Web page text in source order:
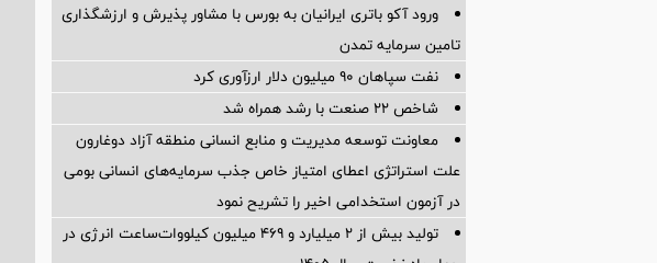
ورود آکو باتری ایرانیان به بورس با مشاور پذیرش و ارزشگذاری
تامین سرمایه تمدن
نفت سپاهان ۹۰ میلیون دلار ارزآوری کرد
شاخص ۲۲ صنعت با رشد همراه شد
معاونت توسعه مدیریت و منابع انسانی منطقه آزاد دوغارون
علت استراتژی اعطای امتیاز خاص جذب سرمایه‌های انسانی بومی
در آزمون استخدامی اخیر را تشریح نمود
تولید بیش از ۲ میلیارد و ۴۶۹ میلیون کیلووات‌ساعت انرژی در